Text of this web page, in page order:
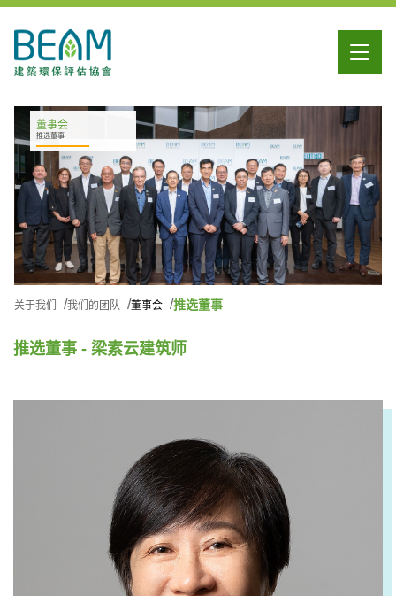
董事会
推选董事
关于我们 我们的团队 董事会 推选董事
推选董事 - 梁素云建筑师